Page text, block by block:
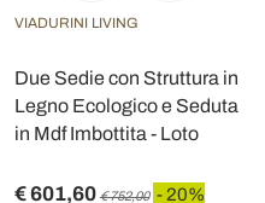
VIADURINI LIVING
Due Sedie con Struttura in
Legno Ecologico e Seduta
in Mdf Imbottita - Loto
€ 601,60 € 752,00 - 20%